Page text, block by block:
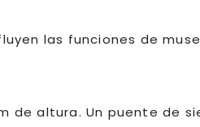
las funciones de
de altura. Un puente de